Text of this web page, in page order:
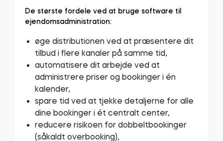
De største fordele ved at bruge software til
ejendomsadministration:
øge distributionen ved at præsentere dit
tilbud i flere kanaler på samme tid,
automatisere dit arbejde ved at
administrere priser og bookinger i én
kalender,
spare tid ved at tjekke detaljerne for alle
dine bookinger i ét centralt center,
reducere risikoen for dobbeltbookinger
(såkaldt overbooking),